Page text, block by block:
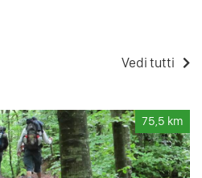
Vedi tutti
75,5 km